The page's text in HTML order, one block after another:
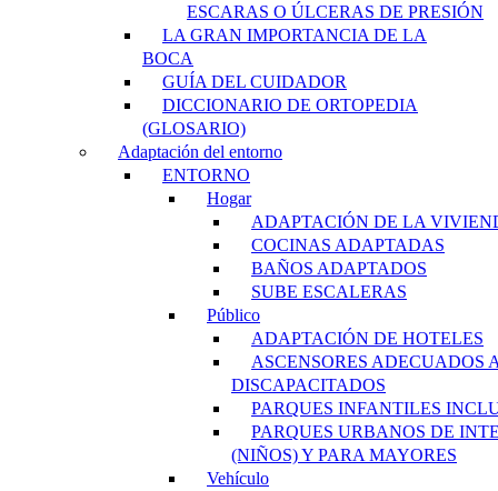
ESCARAS O ÚLCERAS DE PRESIÓN
LA GRAN IMPORTANCIA DE LA
BOCA
GUÍA DEL CUIDADOR
DICCIONARIO DE ORTOPEDIA
(GLOSARIO)
Adaptación del entorno
ENTORNO
Hogar
ADAPTACIÓN DE LA
COCINAS ADAPTADAS
BAÑOS ADAPTADOS
SUBE ESCALERAS
Público
ADAPTACIÓN DE HOTELES
ASCENSORES ADECUADOS
DISCAPACITADOS
PARQUES INFANTILES
PARQUES URBANOS DE
(NIÑOS) Y PARA MAYORES
Vehículo